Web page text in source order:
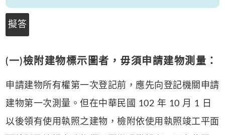
擬答
(一)檢附建物標示圖者，毋須申請建物測量：
申請建物所有權第一次登記前，應先向登記機關申請
建物第一次測量。但在中華民國 102 年 10 月 1 日
以後領有使用執照之建物，檢附依使用執照竣工平面